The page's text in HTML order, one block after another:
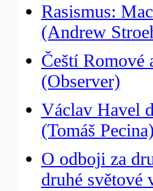
Rasismus:
(Andrew
Čeští Romové
(Observer)
Václav Havel
(Tomáš Pecina)
O odboji za
druhé světové